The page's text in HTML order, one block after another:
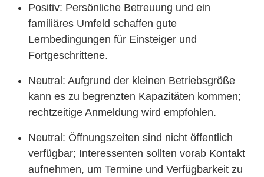
Positiv: Persönliche Betreuung und ein
familiäres Umfeld schaffen gute
Lernbedingungen für Einsteiger und
Fortgeschrittene.
Neutral: Aufgrund der kleinen Betriebsgröße
kann es zu begrenzten Kapazitäten kommen;
rechtzeitige Anmeldung wird empfohlen.
Neutral: Öffnungszeiten sind nicht öffentlich
verfügbar; Interessenten sollten vorab Kontakt
aufnehmen, um Termine und Verfügbarkeit zu